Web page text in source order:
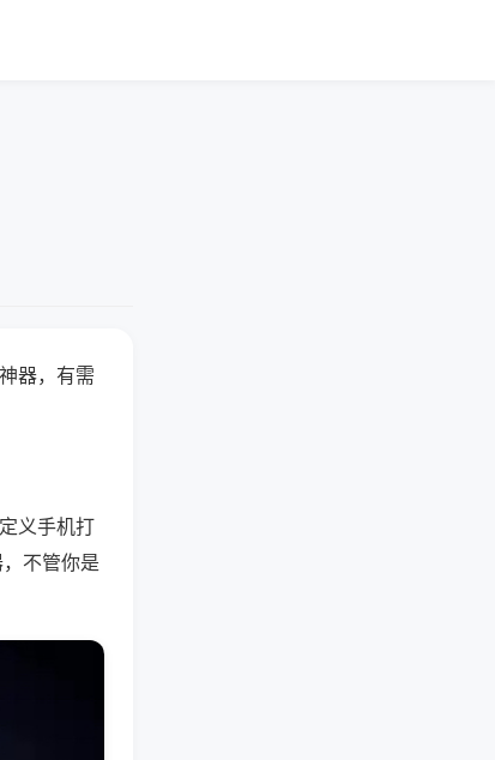
器，有需
义手机打
不管你是